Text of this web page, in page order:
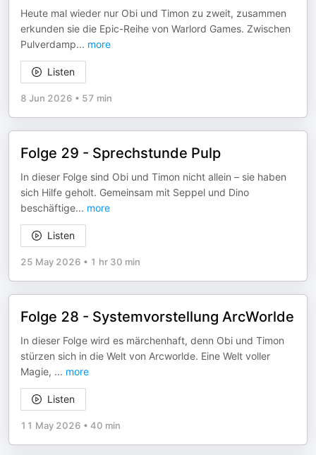
Heute mal wieder nur Obi und Timon zu zweit, zusammen
erkunden sie die Epic-Reihe von Warlord Games. Zwischen
Pulverdamp... more
Listen
8 Jun 2026 • 57 min
Folge 29 - Sprechstunde Pulp
In dieser Folge sind Obi und Timon nicht allein – sie haben
sich Hilfe geholt. Gemeinsam mit Seppel und Dino
beschäftige... more
Listen
25 May 2026 • 1 hr 30 min
Folge 28 - Systemvorstellung ArcWorlde
In dieser Folge wird es märchenhaft, denn Obi und Timon
stürzen sich in die Welt von Arcworlde. Eine Welt voller
Magie, ... more
Listen
11 May 2026 • 40 min